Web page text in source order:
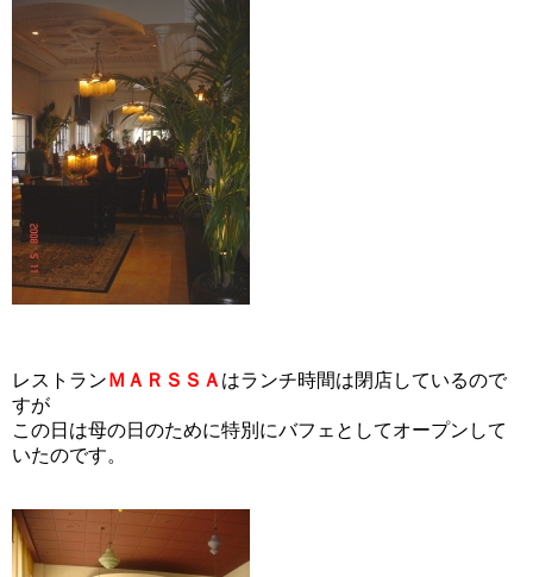
レストランＭＡＲＳＳＡ はランチ時間は閉店しているので
すが
この日は母の日のために特別にバフェとしてオープンして
いたのです。